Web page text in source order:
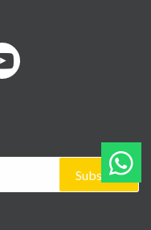
Subscribe